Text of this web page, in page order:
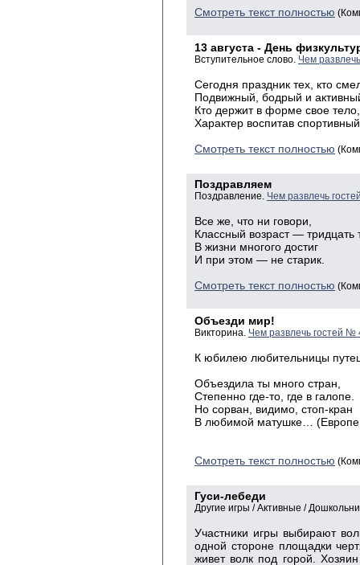
Смотреть текст полностью
13 августа - День
Вступительное слово. Чем
Сегодня праздник тех, кто
Подвижный, бодрый и
Кто держит в форме свое тело,
Характер воспитав
Смотреть текст полностью
Поздравляем
Поздравление. Чем развлечь
Все же, что ни говори,
Классный возраст — тридцать
В жизни многого достиг
И при этом — не старик.
Смотреть текст полностью
Объезди мир!
Викторина. Чем развлечь гостей №
К юбилею любительницы
Объездила ты много стран,
Степенно где-то, где в галопе.
Но сорван, видимо, стоп-кран
В любимой матушке…
Смотреть текст полностью
Гуси-лебеди
Другие игры / Активные /
Участники игры выбирают
одной стороне площадки
живет волк под горой.